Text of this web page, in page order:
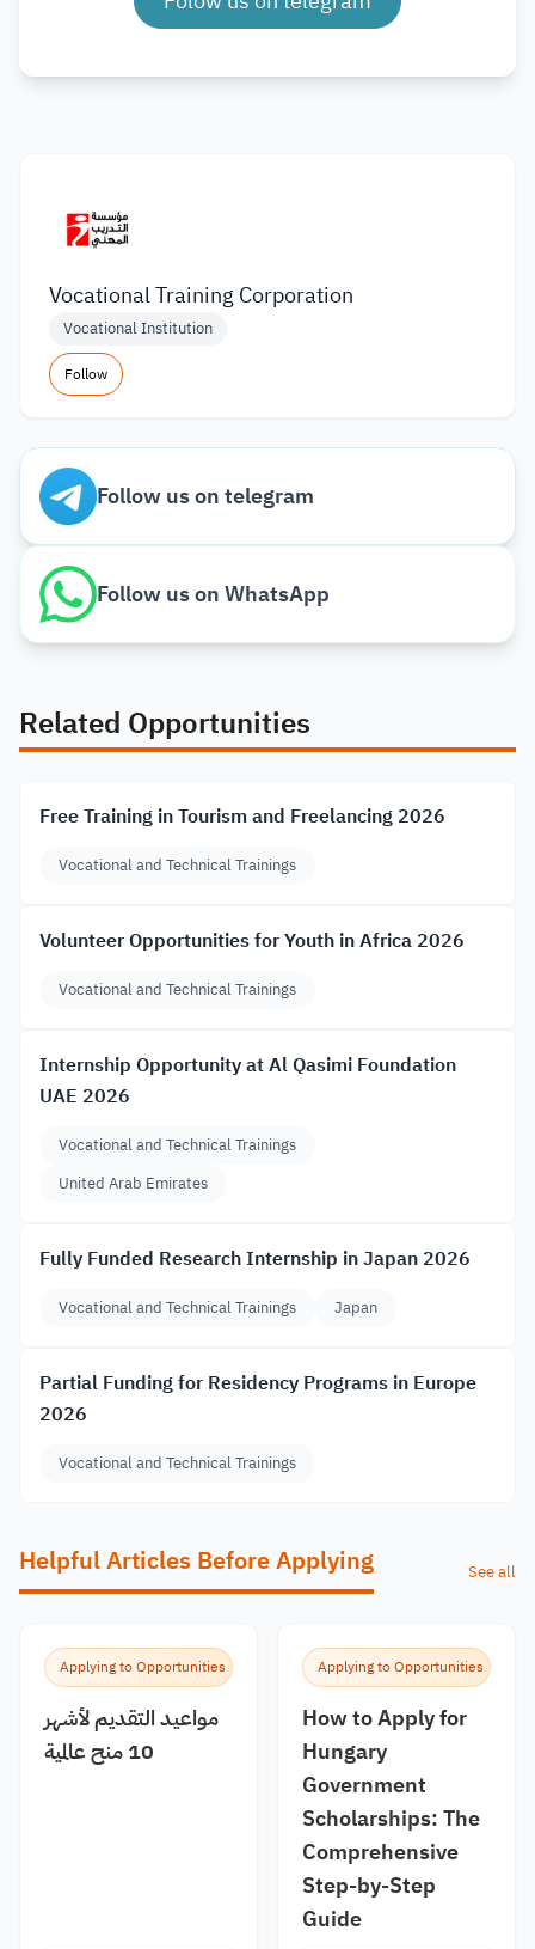
Vocational Training Corporation
Vocational Institution
Follow
Follow us on telegram
Follow us on WhatsApp
Related Opportunities
Free Training in Tourism and Freelancing 2026
Vocational and Technical Trainings
Volunteer Opportunities for Youth in Africa 2026
Vocational and Technical Trainings
Internship Opportunity at Al Qasimi Foundation
UAE 2026
Vocational and Technical Trainings
United Arab Emirates
Fully Funded Research Internship in Japan 2026
Vocational and Technical Trainings Japan
Partial Funding for Residency Programs in Europe
2026
Vocational and Technical Trainings
Helpful Articles Before Applying See all
Applying to Opportunities
مواعيد التقديم لأشهر
10 منح عالمية
Applying to Opportunities
How to Apply for
Hungary
Government
Scholarships: The
Comprehensive
Step-by-Step
Guide